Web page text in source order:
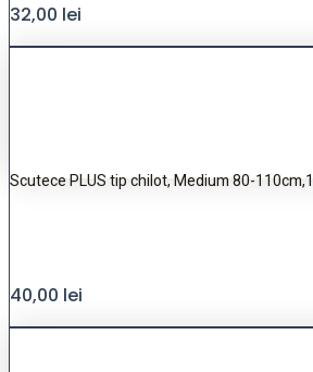
32,00 lei
Scutece PLUS tip chilot, Medium 80-
40,00 lei